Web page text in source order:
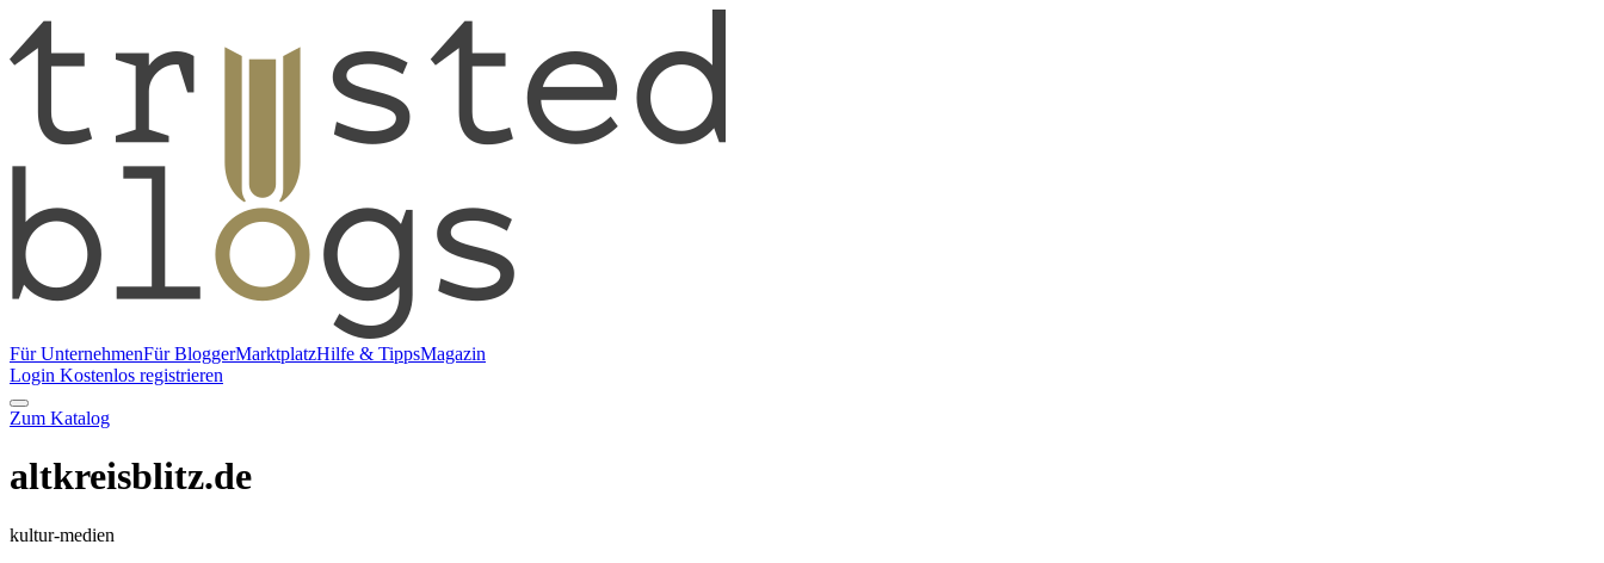
Für UnternehmenFür BloggerMarktplatzHilfe & TippsMagazin
Login Kostenlos registrieren
Zum Katalog
altkreisblitz.de
kultur-medien